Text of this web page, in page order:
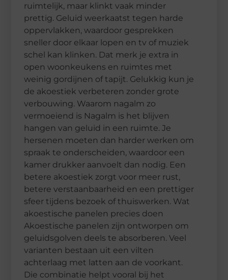
ruimtelijk, maar klinkt vaak minder
prettig. Geluid weerkaatst tegen harde
oppervlakken, waardoor gesprekken
sneller door elkaar lopen en tv of muziek
schel kan klinken. Dat merk je extra in
open woonkeukens en ruimtes met
weinig gordijnen of tapijt. Gelukkig kun je
de akoestiek verbeteren zonder grote
verbouwing. Waarom nagalm zo
vermoeiend is Nagalm is het blijven
hangen van geluid in een ruimte. Je
hersenen moeten dan harder werken om
spraak te onderscheiden, waardoor een
kamer drukker aanvoelt dan nodig. Een
betere akoestiek zorgt voor meer rust,
betere verstaanbaarheid en een prettiger
sfeer tijdens bezoek of thuiswerken. Wat
akoestische panelen precies doen
Akoestische panelen zijn ontworpen om
geluidsgolven deels te absorberen. Veel
varianten bestaan uit een vilten
achterlaag met latten aan de voorkant.
Die combinatie helpt vooral bij het